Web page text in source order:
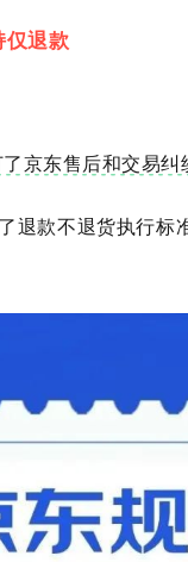
款
京东售后和交易纠
退款不退货执行标